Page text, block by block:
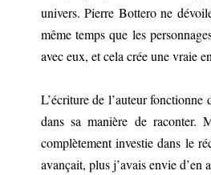
univers. Pierre Bottero ne
même temps que les
avec eux, et cela crée une vraie
L’écriture de l’auteur
dans sa manière de raconter.
complètement investie dans le
avançait, plus j’avais envie d’en